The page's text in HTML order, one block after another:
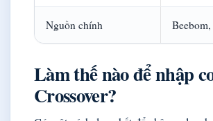
Nguồn chính
Làm thế nào để nhập
Crossover?